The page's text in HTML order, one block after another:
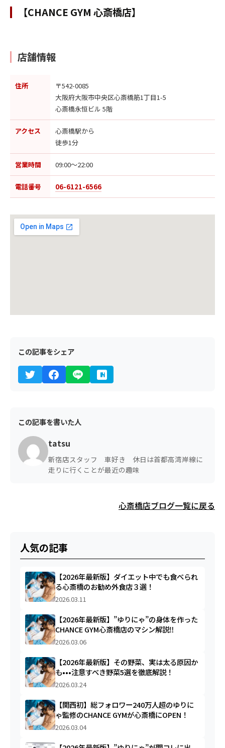
【CHANCE GYM 心斎橋店】
店舗情報
住所
〒542-0085
大阪府大阪市中央区心斎橋筋1丁目1-5
心斎橋永恒ビル 5階
アクセス
心斎橋駅から
徒歩1分
営業時間 09:00〜22:00
電話番号 06-6121-6566
この記事をシェア
この記事を書いた人
tatsu
新宿店スタッフ 車好き 休日は首都高湾岸線に
走りに行くことが最近の趣味
心斎橋店ブログ一覧に戻る
人気の記事
【2026年最新版】ダイエット中でも食べられ
る心斎橋のお勧め外食店３選！
2026.03.11
【2026年最新版】”ゆりにゃ”の身体を作った
CHANCE GYM心斎橋店のマシン解説‼︎
2026.03.06
【2026年最新版】その野菜、実は太る原因か
も•••注意すべき野菜5選を徹底解説！
2026.03.24
【関西初】総フォロワー240万人超のゆりに
ゃ監修のCHANCE GYMが心斎橋にOPEN！
2026.03.04